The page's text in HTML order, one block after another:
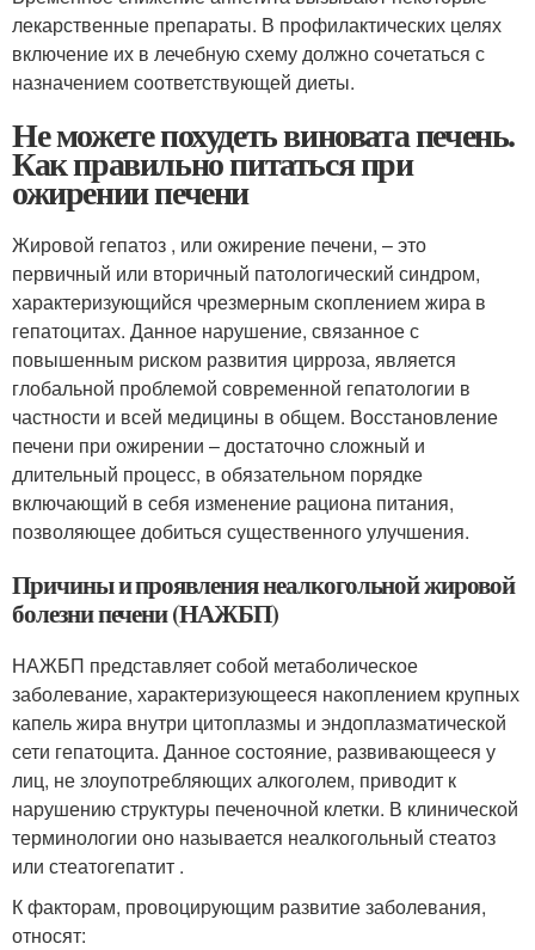
лекарственные препараты. В профилактических целях
включение их в лечебную схему должно сочетаться с
назначением соответствующей диеты.
Не можете похудеть виновата печень.
Как правильно питаться при
ожирении печени
Жировой гепатоз , или ожирение печени, – это
первичный или вторичный патологический синдром,
характеризующийся чрезмерным скоплением жира в
гепатоцитах. Данное нарушение, связанное с
повышенным риском развития цирроза, является
глобальной проблемой современной гепатологии в
частности и всей медицины в общем. Восстановление
печени при ожирении – достаточно сложный и
длительный процесс, в обязательном порядке
включающий в себя изменение рациона питания,
позволяющее добиться существенного улучшения.
Причины и проявления неалкогольной жировой
болезни печени (НАЖБП)
НАЖБП представляет собой метаболическое
заболевание, характеризующееся накоплением крупных
капель жира внутри цитоплазмы и эндоплазматической
сети гепатоцита. Данное состояние, развивающееся у
лиц, не злоупотребляющих алкоголем, приводит к
нарушению структуры печеночной клетки. В клинической
терминологии оно называется неалкогольный стеатоз
или стеатогепатит .
К факторам, провоцирующим развитие заболевания,
относят: